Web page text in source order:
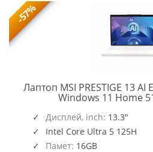
-57%
Лаптоп MSI PRESTIGE 13 AI
Windows 11 Home
Дисплей, inch: 13.3"
Intel Core Ultra 5 125H
Памет: 16GB